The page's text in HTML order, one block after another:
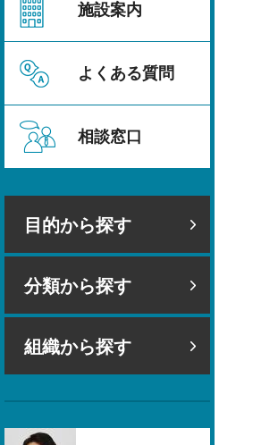
施設案内
よくある質問
相談窓口
目的から探す
分類から探す
組織から探す